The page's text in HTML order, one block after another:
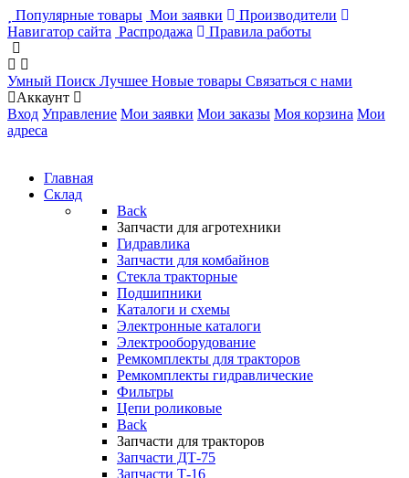
Популярные товары Мои заявки
Производители
Навигатор сайта Распродажа Правила работы
Умный Поиск Лучшее Новые товары Связаться с нами
Аккаунт
Вход Управление Мои заявки Мои заказы Моя корзина Мои
адреса
Главная
Склад
Back
Запчасти для агротехники
Гидравлика
Запчасти для комбайнов
Стекла тракторные
Подшипники
Каталоги и схемы
Электронные каталоги
Электрооборудование
Ремкомплекты для тракторов
Ремкомплекты гидравлические
Фильтры
Цепи роликовые
Back
Запчасти для тракторов
Запчасти ДТ-75
Запчасти Т-16